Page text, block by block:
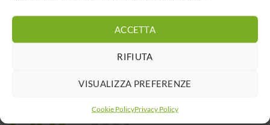
ACCETTA
RIFIUTA
VISUALIZZA PREFERENZE
Cookie PolicyPrivacy Policy